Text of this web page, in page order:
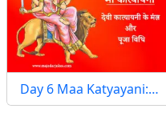
Day 6 Maa Katyayani:…